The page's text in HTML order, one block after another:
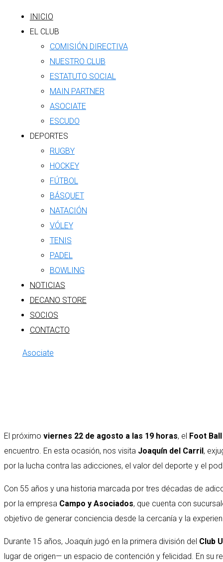
INICIO
EL CLUB
COMISIÓN DIRECTIVA
NUESTRO CLUB
ESTATUTO SOCIAL
MAIN PARTNER
ASOCIATE
ESCUDO
DEPORTES
RUGBY
HOCKEY
FÚTBOL
BÁSQUET
NATACIÓN
VÓLEY
TENIS
PADEL
BOWLING
NOTICIAS
DECANO STORE
SOCIOS
CONTACTO
Asociate
El próximo viernes 22 de agosto a las 19 horas, el Foot
encuentro. En esta ocasión, nos visita Joaquín del Carril ,
por la lucha contra las adicciones, el valor del deporte y el
Con 55 años y una historia marcada por tres décadas de
por la empresa Campo y Asociados, que cuenta con
objetivo de generar conciencia desde la cercanía y la
Durante 15 años, Joaquín jugó en la primera división del Club
lugar de origen— un espacio de contención y felicidad. En su